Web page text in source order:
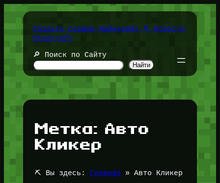
содержимомуСоздать сервер Майнкрафт ⛏️ Новости
Minecraft
🔎 Поиск по Сайту
Найти
Метка: Авто
Кликер
⛏️ Вы здесь: Главная » Авто Кликер